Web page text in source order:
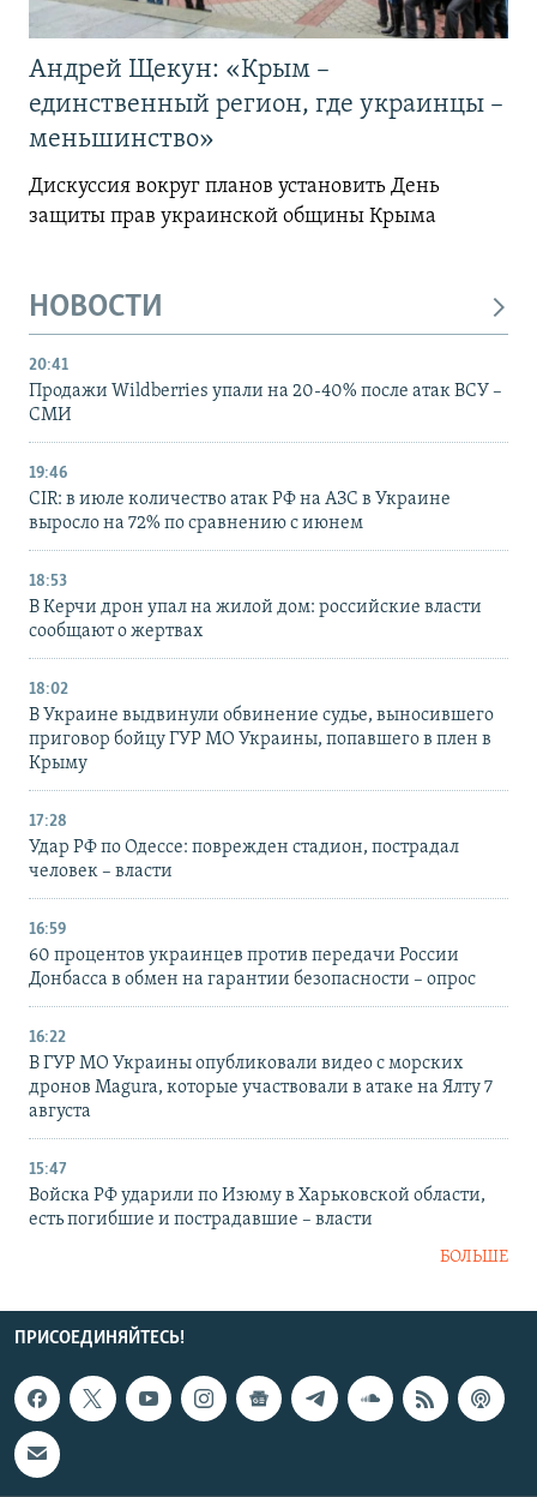
Андрей Щекун: «Крым –
единственный регион, где украинцы –
меньшинство»
Дискуссия вокруг планов установить День
защиты прав украинской общины Крыма
НОВОСТИ
20:41
Продажи Wildberries упали на 20-40% после атак ВСУ –
СМИ
19:46
CIR: в июле количество атак РФ на АЗС в Украине
выросло на 72% по сравнению с июнем
18:53
В Керчи дрон упал на жилой дом: российские власти
сообщают о жертвах
18:02
В Украине выдвинули обвинение судье, выносившего
приговор бойцу ГУР МО Украины, попавшего в плен в
Крыму
17:28
Удар РФ по Одессе: поврежден стадион, пострадал
человек – власти
16:59
60 процентов украинцев против передачи России
Донбасса в обмен на гарантии безопасности – опрос
16:22
В ГУР МО Украины опубликовали видео с морских
дронов Magura, которые участвовали в атаке на Ялту 7
августа
15:47
Войска РФ ударили по Изюму в Харьковской области,
есть погибшие и пострадавшие – власти
БОЛЬШЕ
ПРИСОЕДИНЯЙТЕСЬ!